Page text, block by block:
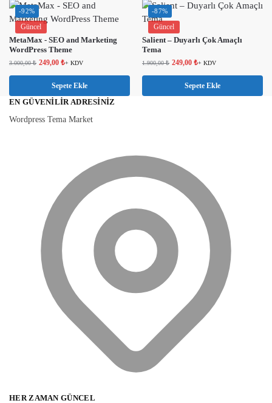
-92%
Güncel
MetaMax - SEO and Marketing
WordPress Theme
3.000,00₺ 249,00 ₺+ KDV
Sepete Ekle
-87%
Güncel
Salient – ​​Duyarlı Çok Amaçlı
Tema
1.900,00₺ 249,00 ₺+ KDV
Sepete Ekle
EN GÜVENILIR ADRESINIZ
Wordpress Tema Market
HER ZAMAN GÜNCEL